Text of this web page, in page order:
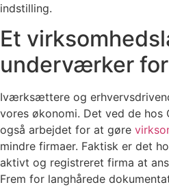
indstilling.
Et
underværker
Iværksættere og
vores økonomi. Det ved de hos
også arbejdet for at gøre
mindre firmaer. Faktisk er det
aktivt og registreret firma at
Frem for langhårede